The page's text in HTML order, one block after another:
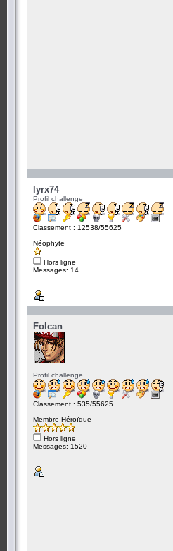
lyrx74
Profil challenge
Classement : 12538/55625
Néophyte
Hors ligne
Messages: 14
Folcan
Profil challenge
Classement : 535/55625
Membre Héroïque
Hors ligne
Messages: 1520